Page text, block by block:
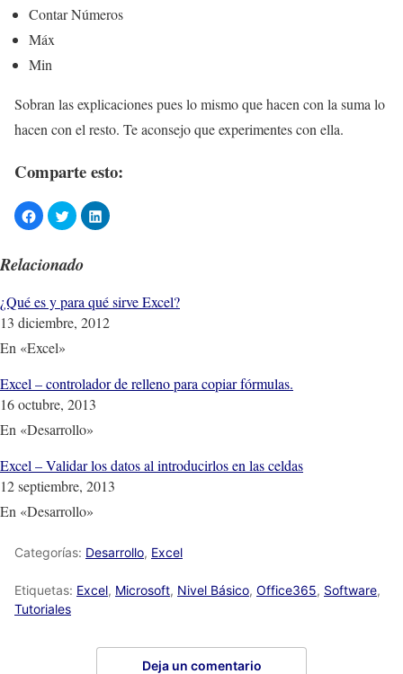
Contar Números
Máx
Min
Sobran las explicaciones pues lo mismo que hacen con la suma lo
hacen con el resto. Te aconsejo que experimentes con ella.
Comparte esto:
Relacionado
¿Qué es y para qué sirve Excel?
13 diciembre, 2012
En «Excel»
Excel – controlador de relleno para copiar fórmulas.
16 octubre, 2013
En «Desarrollo»
Excel – Validar los datos al introducirlos en las celdas
12 septiembre, 2013
En «Desarrollo»
Categorías: Desarrollo, Excel
Etiquetas: Excel, Microsoft, Nivel Básico, Office365, Software,
Tutoriales
Deja un comentario